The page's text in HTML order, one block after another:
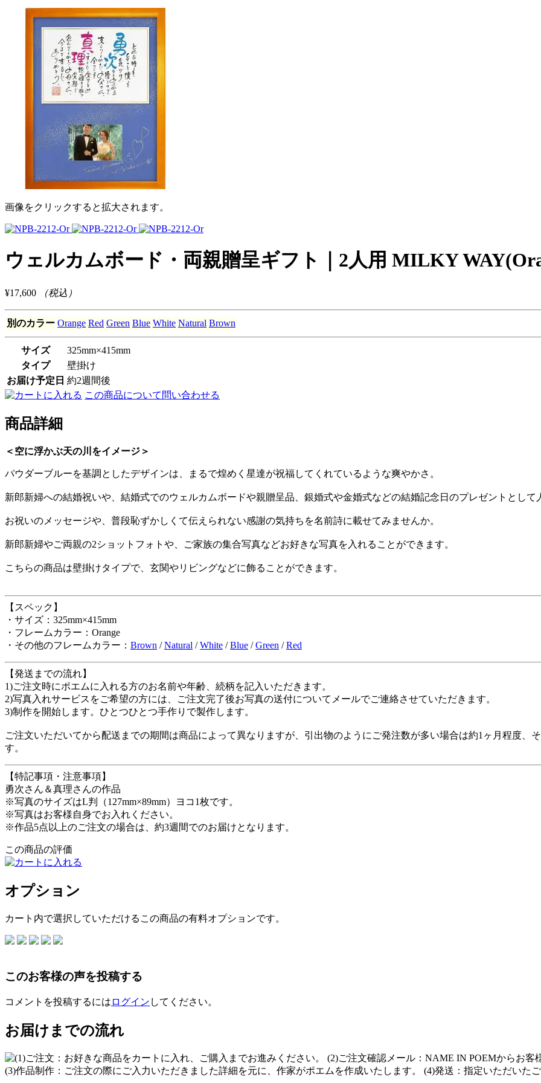
画像をクリックすると拡大されます。
ウェルカムボード・両親贈呈ギフト｜2人用 MILKY
¥17,600 （税込）
別のカラー Orange Red Green Blue White Natural Brown
サイズ
325mm×415mm
タイプ
壁掛け
お届け予定日 約2週間後
この商品について問い合わせる
商品詳細
＜空に浮かぶ天の川をイメージ＞
パウダーブルーを基調としたデザインは、まるで煌めく星達が祝福してくれているような爽やかさ。
新郎新婦への結婚祝いや、結婚式でのウェルカムボードや親贈呈品、銀婚式や金婚式などの結婚記念日のプレゼントとして
お祝いのメッセージや、普段恥ずかしくて伝えられない感謝の気持ちを名前詩に載せてみませんか。
新郎新婦やご両親の2ショットフォトや、ご家族の集合写真などお好きな写真を入れることができます。
こちらの商品は壁掛けタイプで、玄関やリビングなどに飾ることができます。
【スペック】
・サイズ：325mm×415mm
・フレームカラー：Orange
・その他のフレームカラー： Brown /Natural /White /Blue /Green /Red
【発送までの流れ】
1)ご注文時にポエムに入れる方のお名前や年齢、続柄を記入いただきます。
2)写真入れサービスをご希望の方には、ご注文完了後お写真の送付についてメールでご連絡させていただきます。
3)制作を開始します。ひとつひとつ手作りで製作します。
ご注文いただいてから配送までの期間は商品によって異なりますが、引出物のようにご発注数が多い場合は約1ヶ月程度、
す。
【特記事項・注意事項】
勇次さん＆真理さんの作品
※写真のサイズはL判（127mm×89mm）ヨコ1枚です。
※写真はお客様自身でお入れください。
※作品5点以上のご注文の場合は、約3週間でのお届けとなります。
この商品の評価
オプション
カート内で選択していただけるこの商品の有料オプションです。
このお客様の声を投稿する
コメントを投稿するには ログイン してください。
お届けまでの流れ